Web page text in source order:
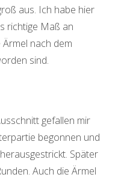
aus. Ich habe hier
richtige Maß an
nach dem
sind.
gefallen mir
begonnen und
Später
Auch die Ärmel